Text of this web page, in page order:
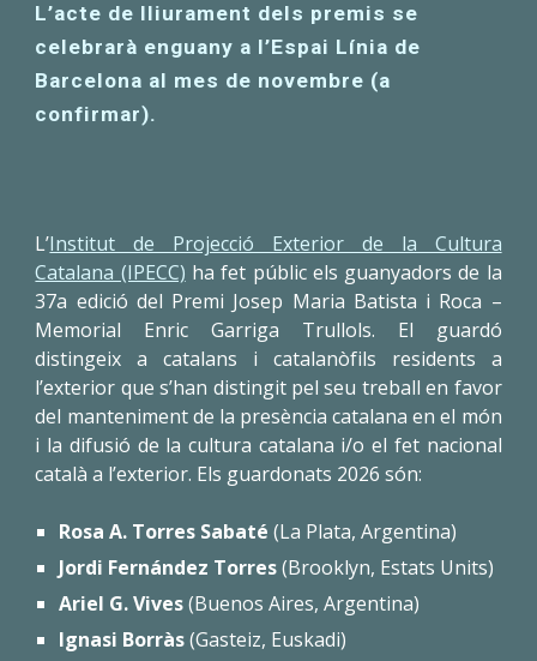
L’acte de lliurament dels premis se
celebrarà enguany a l’Espai Línia de
Barcelona al mes de novembre (a
confirmar).
L’Institut de Projecció Exterior de la Cultura
Catalana (IPECC) ha fet públic els guanyadors de la
37a edició del Premi Josep Maria Batista i Roca –
Memorial Enric Garriga Trullols. El guardó
distingeix a catalans i catalanòfils residents a
l’exterior que s’han distingit pel seu treball en favor
del manteniment de la presència catalana en el món
i la difusió de la cultura catalana i/o el fet nacional
català a l’exterior. Els guardonats 2026 són:
Rosa A. Torres Sabaté(La Plata, Argentina)
Jordi Fernández Torres(Brooklyn, Estats Units)
Ariel G. Vives(Buenos Aires, Argentina)
Ignasi Borràs(Gasteiz, Euskadi)